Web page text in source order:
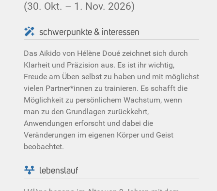
(30. Okt. – 1. Nov. 2026)
schwerpunkte & interessen
Das Aikido von Hélène Doué zeichnet sich durch
Klarheit und Präzision aus. Es ist ihr wichtig,
Freude am Üben selbst zu haben und mit möglichst
vielen Partner*innen zu trainieren. Es schafft die
Möglichkeit zu persönlichem Wachstum, wenn
man zu den Grundlagen zurückkehrt,
Anwendungen erforscht und dabei die
Veränderungen im eigenen Körper und Geist
beobachtet.
lebenslauf